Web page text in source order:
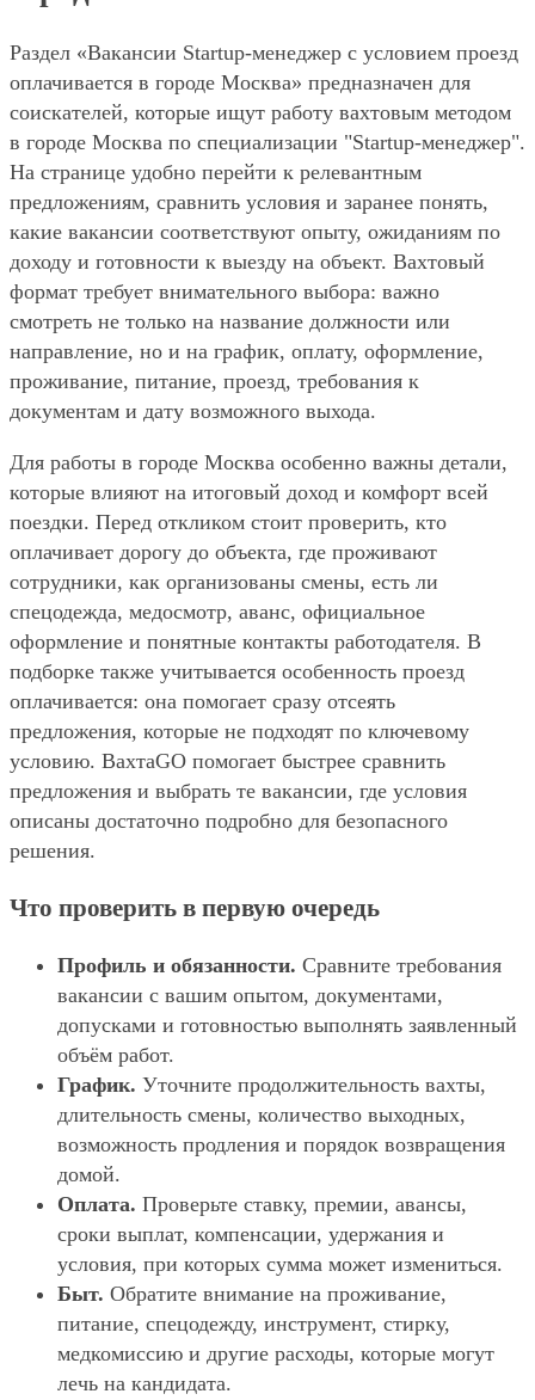
Раздел «Вакансии Startup-менеджер с условием проезд
оплачивается в городе Москва» предназначен для
соискателей, которые ищут работу вахтовым методом
в городе Москва по специализации "Startup-менеджер".
На странице удобно перейти к релевантным
предложениям, сравнить условия и заранее понять,
какие вакансии соответствуют опыту, ожиданиям по
доходу и готовности к выезду на объект. Вахтовый
формат требует внимательного выбора: важно
смотреть не только на название должности или
направление, но и на график, оплату, оформление,
проживание, питание, проезд, требования к
документам и дату возможного выхода.
Для работы в городе Москва особенно важны детали,
которые влияют на итоговый доход и комфорт всей
поездки. Перед откликом стоит проверить, кто
оплачивает дорогу до объекта, где проживают
сотрудники, как организованы смены, есть ли
спецодежда, медосмотр, аванс, официальное
оформление и понятные контакты работодателя. В
подборке также учитывается особенность проезд
оплачивается: она помогает сразу отсеять
предложения, которые не подходят по ключевому
условию. ВахтаGO помогает быстрее сравнить
предложения и выбрать те вакансии, где условия
описаны достаточно подробно для безопасного
решения.
Что проверить в первую очередь
Профиль и обязанности. Сравните требования
вакансии с вашим опытом, документами,
допусками и готовностью выполнять заявленный
объём работ.
График. Уточните продолжительность вахты,
длительность смены, количество выходных,
возможность продления и порядок возвращения
домой.
Оплата. Проверьте ставку, премии, авансы,
сроки выплат, компенсации, удержания и
условия, при которых сумма может измениться.
Быт. Обратите внимание на проживание,
питание, спецодежду, инструмент, стирку,
медкомиссию и другие расходы, которые могут
лечь на кандидата.